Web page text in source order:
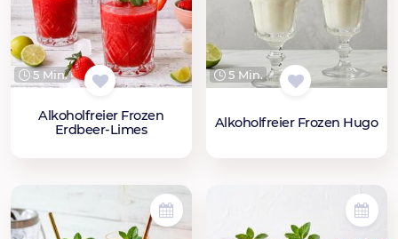
5 Min.
Alkoholfreier Frozen
Erdbeer-Limes
5 Min.
Alkoholfreier Frozen Hugo